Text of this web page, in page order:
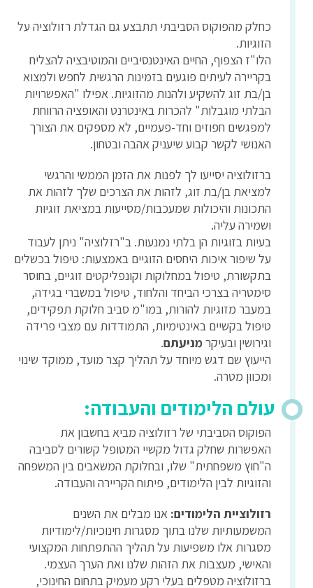
כחלק מהפוקוס הסביבתי תתבצע גם הגדלת רזולוציה על
הזוגיות.
הלו"ז הצפוף, החיים האינטנסיביים והמוטיבציה להצליח
בקריירה לעיתים פוגעים בזמינות הרגשית לחפש ולמצוא
בן/בת זוג להשקיע ולהנות מהזוגיות. אפילו "האפשרויות
הבלתי מוגבלות" להכרות באינטרנט והאופציה הרווחת
למפגשים חפוזים וחד-פעמיים, לא מספקים את הצורך
האנושי לקשר קבוע שיעניק אהבה ובטחון.
ברזולוציה יסייעו לך לפנות את הזמן הממשי והרגשי
למציאת בן/בת זוג, לזהות את הצרכים שלך לזהות את
התכונות והיכולות שמעכבות/מסייעות במציאת זוגיות
ושמירה עליה.
בעיות בזוגיות הן בלתי נמנעות. ב"רזלוציה" ניתן לעבוד
על שיפור איכות היחסים הזוגיים באמצעות: טיפול בכשלים
בתקשורת, טיפול במחלוקות וקונפליקטים זוגיים, בחוסר
סימטריה בצרכי הביחד והלחוד, טיפול במשברי בגידה,
במעבר מזוגיות להורות, במו"מ סביב חלוקת תפקידים,
טיפול בקשיים באינטימיות, התמודדות עם מצבי פרידה
וגירושין ובעיקר מניעתם.
הייעוץ שם דגש מיוחד על תהליך קצר מועד, ממוקד שינוי
ומכוון מטרה.
עולם הלימודים והעבודה:
הפוקוס הסביבתי של רזולוציה מביא בחשבון את
האפשרות שחלק גדול מקשיי המטופל קשורים לסביבה
ה"חוץ משפחתית" שלו, ובחלוקת המשאבים בין המשפחה
והזוגיות לבין הלימודים, פיתוח הקריירה והעבודה.
רזולוציית הלימודים: אנו מבלים את השנים
המשמעותיות שלנו בתוך מסגרות חינוכיות/לימודיות
מסגרות אלו משפיעות על תהליך ההתפתחות המקצועי
והאישי, מעצבות את הזהות שלנו ואת הערך העצמי.
ברזולוציה מטפלים בעלי רקע מעמיק בתחום החינוכי,